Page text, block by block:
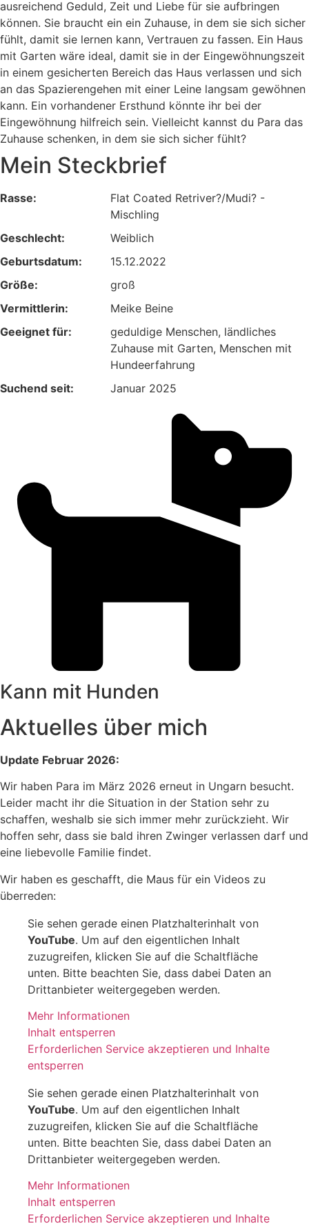
ausreichend Geduld, Zeit und Liebe für sie aufbringen
können. Sie braucht ein ein Zuhause, in dem sie sich sicher
fühlt, damit sie lernen kann, Vertrauen zu fassen. Ein Haus
mit Garten wäre ideal, damit sie in der Eingewöhnungszeit
in einem gesicherten Bereich das Haus verlassen und sich
an das Spazierengehen mit einer Leine langsam gewöhnen
kann. Ein vorhandener Ersthund könnte ihr bei der
Eingewöhnung hilfreich sein. Vielleicht kannst du Para das
Zuhause schenken, in dem sie sich sicher fühlt?
Mein Steckbrief
Rasse:
Flat Coated Retriver?/Mudi? -
Mischling
Geschlecht:
Weiblich
Geburtsdatum:
15.12.2022
Größe:
groß
Vermittlerin:
Meike Beine
Geeignet für:
geduldige Menschen, ländliches
Zuhause mit Garten, Menschen mit
Hundeerfahrung
Suchend seit:
Januar 2025
Kann mit Hunden
Aktuelles über mich
Update Februar 2026:
Wir haben Para im März 2026 erneut in Ungarn besucht.
Leider macht ihr die Situation in der Station sehr zu
schaffen, weshalb sie sich immer mehr zurückzieht. Wir
hoffen sehr, dass sie bald ihren Zwinger verlassen darf und
eine liebevolle Familie findet.
Wir haben es geschafft, die Maus für ein Videos zu
überreden:
Sie sehen gerade einen Platzhalterinhalt von
YouTube. Um auf den eigentlichen Inhalt
zuzugreifen, klicken Sie auf die Schaltfläche
unten. Bitte beachten Sie, dass dabei Daten an
Drittanbieter weitergegeben werden.
Mehr Informationen
Inhalt entsperren
Erforderlichen Service akzeptieren und Inhalte
entsperren
Sie sehen gerade einen Platzhalterinhalt von
YouTube. Um auf den eigentlichen Inhalt
zuzugreifen, klicken Sie auf die Schaltfläche
unten. Bitte beachten Sie, dass dabei Daten an
Drittanbieter weitergegeben werden.
Mehr Informationen
Inhalt entsperren
Erforderlichen Service akzeptieren und Inhalte